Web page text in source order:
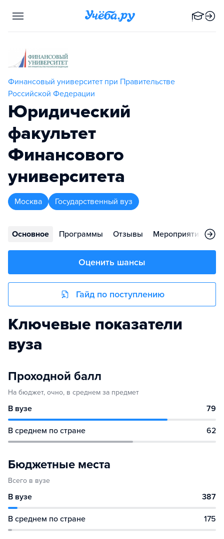
Финансовый университет при Правительстве
Российской Федерации
Юридический
факультет
Финансового
университета
Москва Государственный вуз
Основное Программы Отзывы Мероприятия
Оценить шансы
Гайд по поступлению
Ключевые показатели
вуза
Проходной балл
На бюджет, очно, в среднем за предмет
В вузе 79
В среднем по стране 62
Бюджетные места
Всего в вузе
В вузе 387
В среднем по стране 175